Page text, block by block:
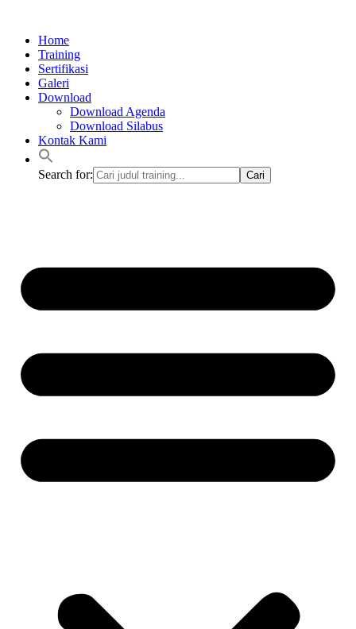
kontenHome
Training
Sertifikasi
Galeri
Download
Download Agenda
Download Silabus
Kontak Kami
Search for: